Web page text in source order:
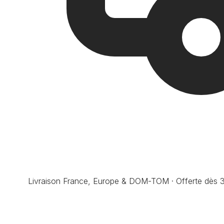
Livraison France, Europe & DOM-TOM · Offerte dès